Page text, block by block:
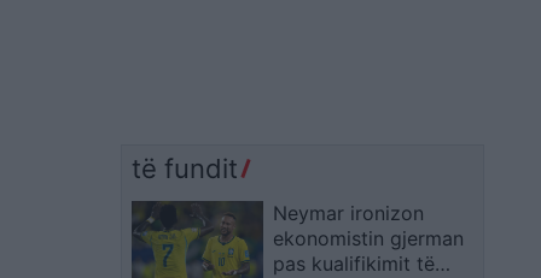
të fundit
Neymar ironizon
ekonomistin gjerman
pas kualifikimit të